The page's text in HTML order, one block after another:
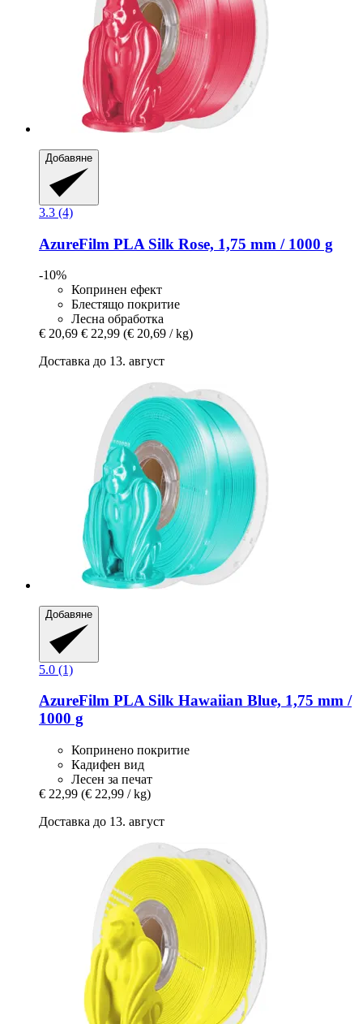
Добавяне
3.3 (4)
AzureFilm PLA Silk Rose, 1,75 mm / 1000 g
-10%
Копринен ефект
Блестящо покритие
Лесна обработка
€ 20,69 € 22,99 (€ 20,69 / kg)
Доставка до 13. август
Добавяне
5.0 (1)
AzureFilm PLA Silk Hawaiian Blue, 1,75 mm /
1000 g
Копринено покритие
Кадифен вид
Лесен за печат
€ 22,99 (€ 22,99 / kg)
Доставка до 13. август